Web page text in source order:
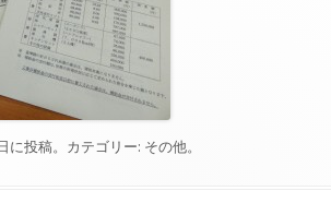
に投稿。カテゴリー: その他。